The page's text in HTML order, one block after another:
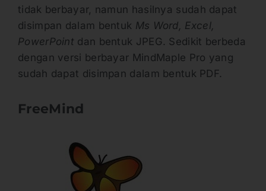
tidak berbayar, namun hasilnya sudah dapat
disimpan dalam bentuk Ms Word, Excel,
PowerPoint dan bentuk JPEG. Sedikit berbeda
dengan versi berbayar MindMaple Pro yang
sudah dapat disimpan dalam bentuk PDF.
FreeMind